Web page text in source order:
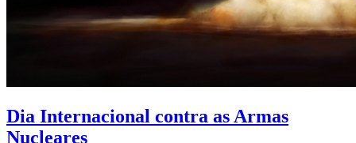
Dia Internacional contra as Armas
Nucleares